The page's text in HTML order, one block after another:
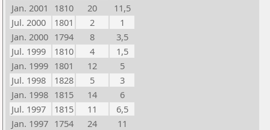
Jan. 2001
1810 20
11,5
Jul. 2000
1801 2
1
Jan. 2000 1794 8
3,5
Jul. 1999
1810 4
1,5
Jan. 1999 1801 12
5
Jul. 1998
1828 5
3
Jan. 1998 1815 14
6
Jul. 1997
1815 11
6,5
Jan. 1997 1754 24
11